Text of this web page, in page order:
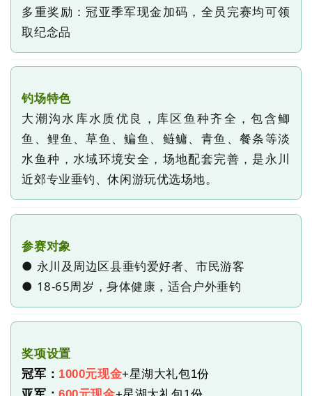
多重奖励：冠亚季军现金加码， 全员完赛均可领
取纪念品
钓场特色
大潮沟水库水质优良，库区鱼种齐全，包含鲫
鱼、鲤鱼、草鱼、鳊鱼、鲢鳙、青鱼、餐条等淡
水鱼种， 水域环境安全，场地配套完善，是永川
近郊专业垂钓、休闲游玩优选场地。
参赛对象
● 永川及周边区县垂钓爱好者、市民游客
● 18-65周岁，身体健康，适合户外垂钓
奖项设置
冠军： 1000元现金+星湖大礼包1份